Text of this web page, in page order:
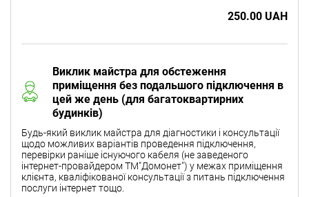
250.00 UAH
Виклик майстра для обстеження
приміщення без подальшого підключення в
цей же день (для багатоквартирних
будинків)
Будь-який виклик майстра для діагностики і консультації
щодо можливих варіантів проведення підключення,
перевірки раніше існуючого кабеля (не заведеного
інтернет-провайдером ТМ"Домонет") у межах приміщення
клієнта, кваліфікованої консультації з питань підключення
послуги інтернет тощо.